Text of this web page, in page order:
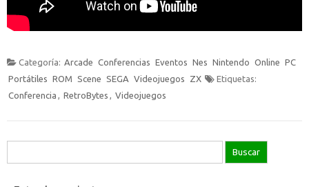
Categoría: Arcade Conferencias Eventos Nes Nintendo Online PC
Portátiles ROM Scene SEGA Videojuegos ZX
Etiquetas:
Conferencia , RetroBytes , Videojuegos